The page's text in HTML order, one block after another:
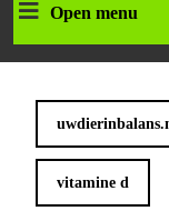
Open menu
vitamine d